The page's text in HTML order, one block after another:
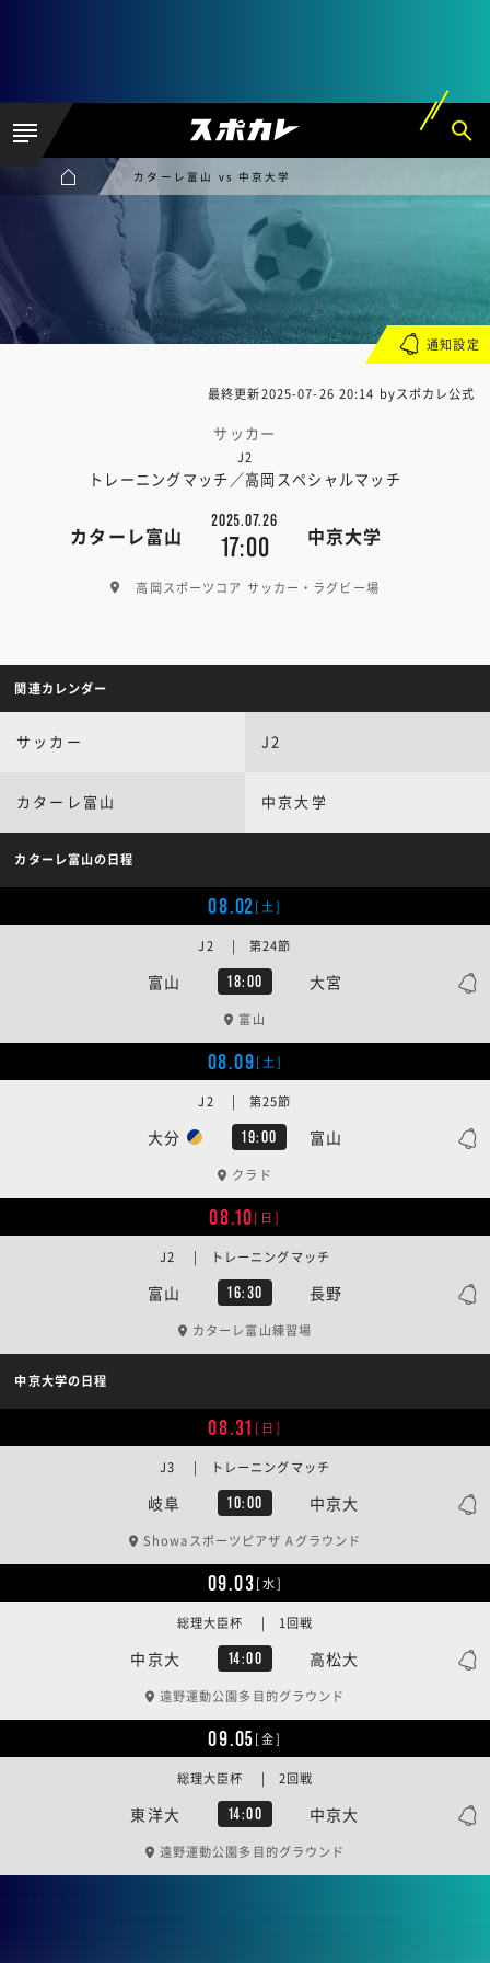
カターレ富山 vs 中京大学
最終更新2025-07-26 20:14 byスポカレ公式
サッカー
J2
トレーニングマッチ／高岡スペシャルマッチ
カターレ富山
2025.07.26
17:00 中京大学
高岡スポーツコア サッカー・ラグビー場
通知設定
関連カレンダー
サッカー J2
カターレ富山 中京大学
カターレ富山の日程
08.02[土]
富山 18:00 大宮
J2 | 第24節
富山
08.09[土]
大分 19:00 富山
J2 | 第25節
クラド
08.10[日]
富山 16:30 長野
J2 | トレーニングマッチ
カターレ富山練習場
中京大学の日程
08.31 [日]
岐阜 10:00 中京大
J3 | トレーニングマッチ
Showaスポーツピアザ Aグラウンド
09.03[水]
中京大 14:00 高松大
総理大臣杯 | 1回戦
遠野運動公園多目的グラウンド
09.05[金]
東洋大 14:00 中京大
総理大臣杯 | 2回戦
遠野運動公園多目的グラウンド